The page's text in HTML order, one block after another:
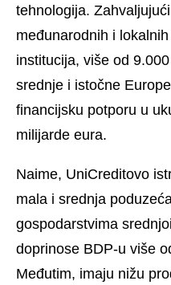
tehnologija.
međunarodnih i
institucija, više od
srednje i istočne
financijsku potporu u
milijarde eura.
Naime, UniCreditovo
mala i srednja
gospodarstvima
doprinose BDP-u više
Međutim, imaju nižu